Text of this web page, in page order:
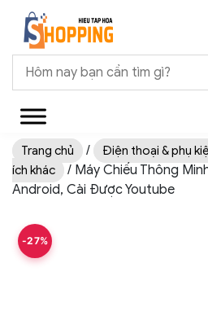
Trang chủ / Điện thoại & phụ
ích khác
/ Máy Chiếu Thông
Android, Cài Được Youtube
-27%